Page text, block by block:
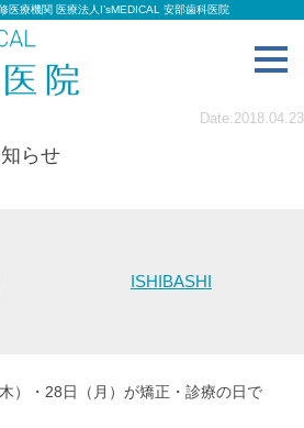
医療機関 医療法人I’sMEDICAL 安部歯科医院
Date:2018.04.23
らせ
ISHIBASHI
）・28日（月）が矯正・診療の日で